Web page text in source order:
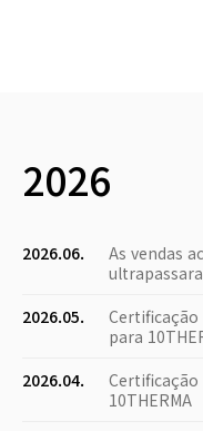
2026
2026.06.
As vendas
2026.05.
para
2026.04.
Certificação
10THERMA